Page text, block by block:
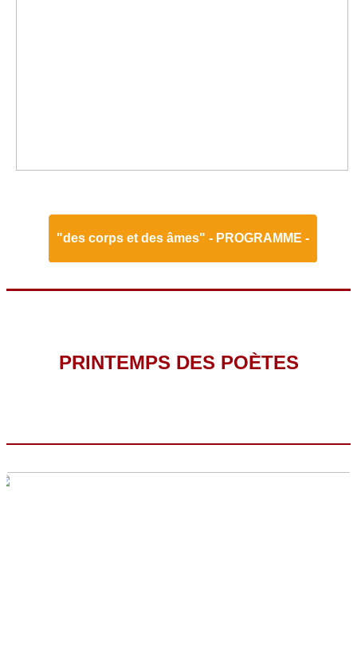
"des corps et des âmes" - PROGRAMME -
PRINTEMPS DES POÈTES